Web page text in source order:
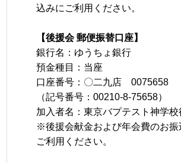
込みにご利用ください。
【後援会 郵便振替口座】
銀行名：ゆうちょ銀行
預金種目：当座
口座番号：〇二九店 0075658
（記号番号：00210-8-75658）
加入者名：東京バプテスト神学校
※後援会献金および年会費のお振
ご利用ください。